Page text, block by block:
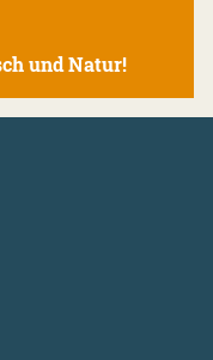
und Natur!
scrollen